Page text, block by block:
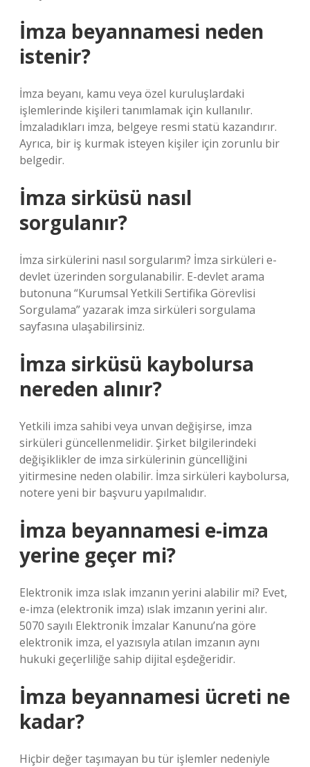
İmza beyannamesi neden
istenir?
İmza beyanı, kamu veya özel kuruluşlardaki
işlemlerinde kişileri tanımlamak için kullanılır.
İmzaladıkları imza, belgeye resmi statü kazandırır.
Ayrıca, bir iş kurmak isteyen kişiler için zorunlu bir
belgedir.
İmza sirküsü nasıl
sorgulanır?
İmza sirkülerini nasıl sorgularım? İmza sirküleri e-
devlet üzerinden sorgulanabilir. E-devlet arama
butonuna “Kurumsal Yetkili Sertifika Görevlisi
Sorgulama” yazarak imza sirküleri sorgulama
sayfasına ulaşabilirsiniz.
İmza sirküsü kaybolursa
nereden alınır?
Yetkili imza sahibi veya unvan değişirse, imza
sirküleri güncellenmelidir. Şirket bilgilerindeki
değişiklikler de imza sirkülerinin güncelliğini
yitirmesine neden olabilir. İmza sirküleri kaybolursa,
notere yeni bir başvuru yapılmalıdır.
İmza beyannamesi e-imza
yerine geçer mi?
Elektronik imza ıslak imzanın yerini alabilir mi? Evet,
e-imza (elektronik imza) ıslak imzanın yerini alır.
5070 sayılı Elektronik İmzalar Kanunu’na göre
elektronik imza, el yazısıyla atılan imzanın aynı
hukuki geçerliliğe sahip dijital eşdeğeridir.
İmza beyannamesi ücreti ne
kadar?
Hiçbir değer taşımayan bu tür işlemler nedeniyle